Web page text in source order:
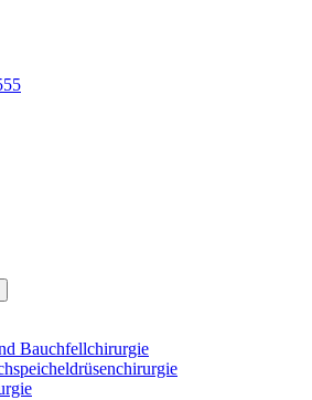
Bauchfellchirurgie